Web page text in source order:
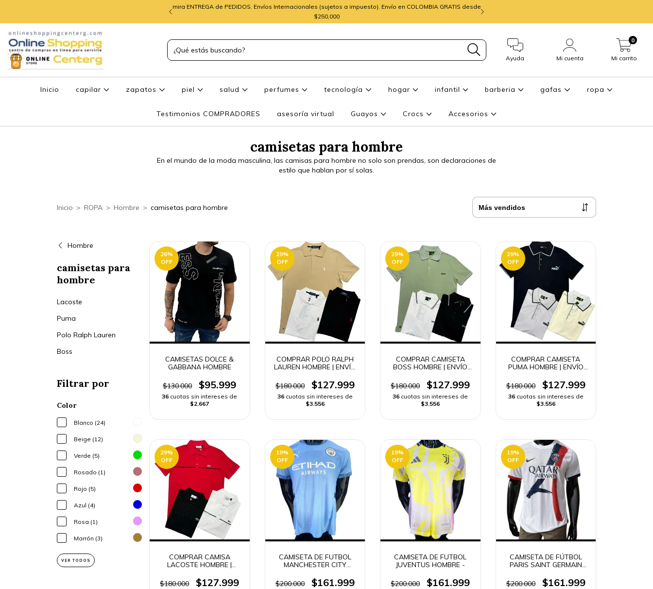
mira ENTREGA de PEDIDOS. Envíos Internacionales (sujetos a impuesto). Envío en COLOMBIA GRATIS desde
$250,000
Ayuda Mi cuenta Mi carrito
0
Inicio capilar zapatos piel salud perfumes tecnología hogar infantil barberia gafas ropa
Testimonios COMPRADORES asesoría virtual Guayos Crocs Accesorios
camisetas para hombre
En el mundo de la moda masculina, las camisas para hombre no solo son prendas, son declaraciones de
estilo que hablan por sí solas.
Inicio > ROPA > Hombre > camisetas para hombre
Hombre
camisetas para
hombre
Lacoste
Puma
Polo Ralph Lauren
Boss
Filtrar por
Color
Blanco (24)
Beige (12)
Verde (5)
Rosado (1)
Rojo (5)
Azul (4)
Rosa (1)
Marrón (3)
VER TODOS
26%
OFF
CAMISETAS DOLCE &
GABBANA HOMBRE
$130.000 $95.999
36 cuotas sin intereses de
$2.667
29%
OFF
COMPRAR POLO RALPH
LAUREN HOMBRE | ENVÍO
$180.000
$127.999
36 cuotas sin intereses de
$3.556
29%
OFF
COMPRAR CAMISETA
BOSS HOMBRE | ENVÍO
$180.000
$127.999
36 cuotas sin intereses de
$3.556
29%
OFF
COMPRAR CAMISETA
PUMA HOMBRE | ENVÍO
$180.000
$127.999
36 cuotas sin intereses de
$3.556
29%
OFF
COMPRAR CAMISA
LACOSTE HOMBRE |
$180.000
$127.999
19%
OFF
CAMISETA DE FUTBOL
MANCHESTER CITY
$200.000
$161.999
19%
OFF
CAMISETA DE FUTBOL
JUVENTUS HOMBRE -
$200.000 $161.999
19%
OFF
CAMISETA DE FÚTBOL
PARIS SAINT GERMAIN
$200.000
$161.999